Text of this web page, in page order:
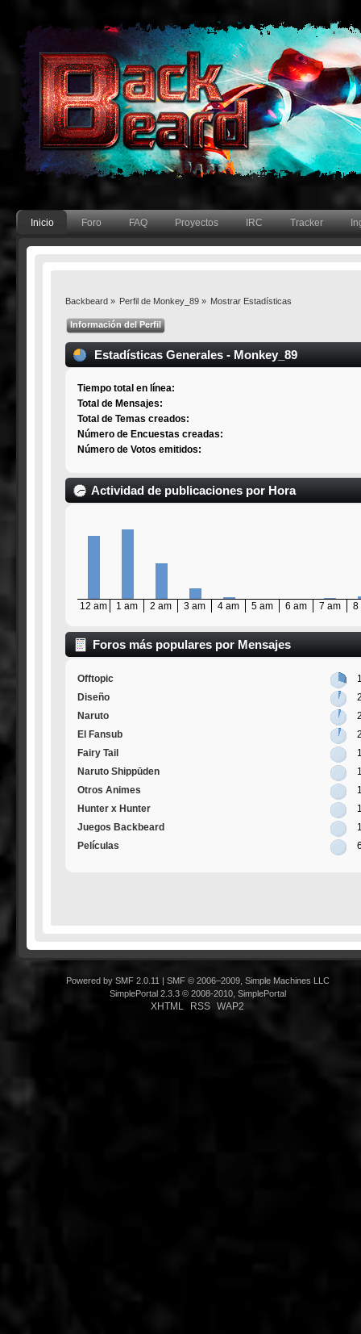
Inicio Foro FAQ Proyectos IRC Tracker
Backbeard» Perfil de Monkey_89» Mostrar Estadísticas
Información del Perfil
Estadísticas Generales - Monkey_89
Tiempo total en línea:
Total de Mensajes:
Total de Temas creados:
Número de Encuestas creadas:
Número de Votos emitidos:
Actividad de publicaciones por Hora
12 am 1 am 2 am 3 am 4 am 5 am 6 am 7 am 8
Foros más populares por Mensajes
Offtopic
Diseño
Naruto
El Fansub
Fairy Tail
Naruto Shippūden
Otros Animes
Hunter x Hunter
Juegos Backbeard
Películas
Powered by SMF 2.0.11
SMF © 2006–2009, Simple Machines LLC
SimplePortal 2.3.3 © 2008-2010, SimplePortal
XHTML RSS WAP2